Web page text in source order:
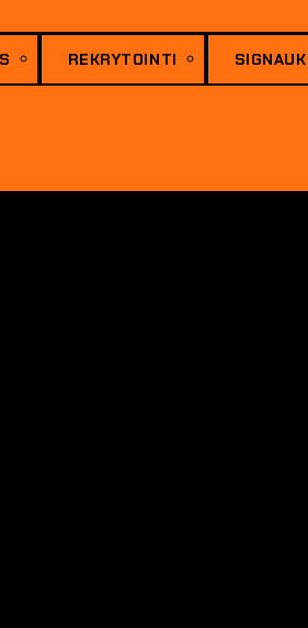
REKRYTOINTI